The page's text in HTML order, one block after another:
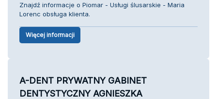
Znajdź informacje o Piomar - Usługi ślusarskie - Maria
Lorenc obsługa klienta.
Więcej informacji
A-DENT PRYWATNY GABINET
DENTYSTYCZNY AGNIESZKA